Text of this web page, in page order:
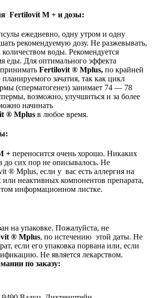
Fertilovit M + и дозы:
ежедневно, одну утром и одну
рекомендуемую дозу. Не разжевывать,
воды. Рекомендуется
еды. Для оптимального эффекта
Fertilovit ® Mplus, по крайней
зачатия, так как цикл
(сперматогенез) занимает 74 — 78
возможно, улучшиться и за более
начинать
® Mplus в любое время.
+ переносится очень хорошо. Никаких
до сих пор не описывалось. Не
® Mplus, если у вас есть аллергия на
неактивных компонентов препарата,
информационном листке.
на упаковке. Пожалуйста, не
® Mplus, по истечению этой даты. Не
если его упаковка порвана или, если
Не является лекарством.
по заказу: